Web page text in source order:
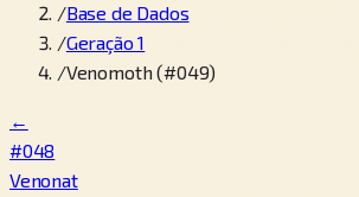
/Base de Dados
/Geração 1
/Venomoth (#049)
←
#048
Venonat